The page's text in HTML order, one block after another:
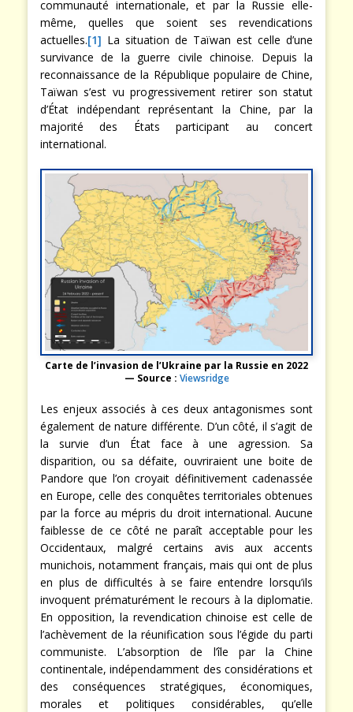
communauté internationale, et par la Russie elle-
même, quelles que soient ses revendications
actuelles.[1] La situation de Taïwan est celle d’une
survivance de la guerre civile chinoise. Depuis la
reconnaissance de la République populaire de Chine,
Taïwan s’est vu progressivement retirer son statut
d’État indépendant représentant la Chine, par la
majorité des États participant au concert
international.
Carte de l’invasion de l’Ukraine par la Russie en 2022
— Source : Viewsridge
Les enjeux associés à ces deux antagonismes sont
également de nature différente. D’un côté, il s’agit de
la survie d’un État face à une agression. Sa
disparition, ou sa défaite, ouvriraient une boite de
Pandore que l’on croyait définitivement cadenassée
en Europe, celle des conquêtes territoriales obtenues
par la force au mépris du droit international. Aucune
faiblesse de ce côté ne paraît acceptable pour les
Occidentaux, malgré certains avis aux accents
munichois, notamment français, mais qui ont de plus
en plus de difficultés à se faire entendre lorsqu’ils
invoquent prématurément le recours à la diplomatie.
En opposition, la revendication chinoise est celle de
l’achèvement de la réunification sous l’égide du parti
communiste. L’absorption de l’île par la Chine
continentale, indépendamment des considérations et
des conséquences stratégiques, économiques,
morales et politiques considérables, qu’elle